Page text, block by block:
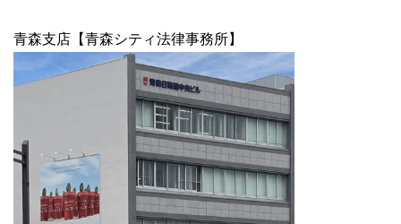
青森支店【青森シティ法律事務所】